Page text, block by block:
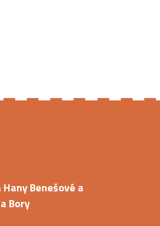
Benešové a
Bory